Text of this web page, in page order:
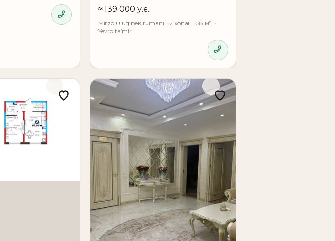
≈ 139 000 у.е.
Mirzo Ulug‘bek tumani 2 xonali
58 м²
Yevro taʼmir